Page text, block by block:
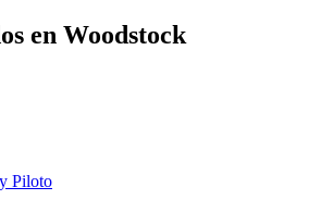
en Woodstock
Piloto